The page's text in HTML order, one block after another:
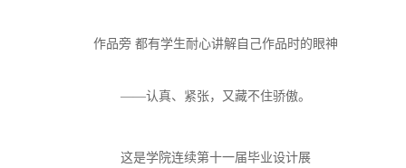
作品旁 都有学生耐心讲解自己作品时的眼神
——认真、紧张，又藏不住骄傲。
这是学院连续第十一届毕业设计展